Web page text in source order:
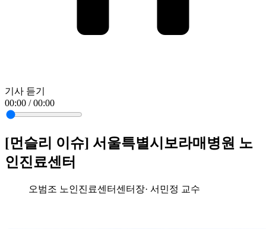
기사 듣기
00:00 / 00:00
[먼슬리 이슈] 서울특별시보라매병원 노
인진료센터
오범조 노인진료센터센터장· 서민정 교수